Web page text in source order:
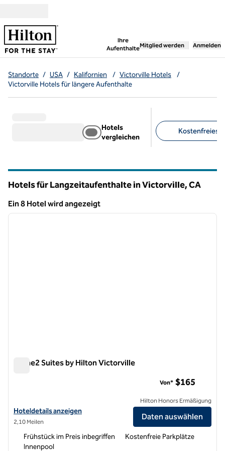
Ihre
Aufenthalte
,öffnet neue
Mitglied werden Anmelden
Standorte / USA / Kalifornien / Victorville Hotels
/
Victorville Hotels für längere Aufenthalte
Hotels
vergleichen
Kostenfreies
Hotels für Langzeitaufenthalte in Victorville,CA
Ein 8 Hotel wird angezeigt
Ein 8 Hotel wird angezeigt
1 von 12
Home2 Suites by Hilton Victorville
Hoteldetails für Home2 Suites by Hilton Victorville anzeigen
Hoteldetails anzeigen
2,10 Meilen
Von* $165
Hilton Honors Ermäßigung
Daten auswählen
Frühstück im Preis inbegriffen
Kostenfreie Parkplätze
Innenpool